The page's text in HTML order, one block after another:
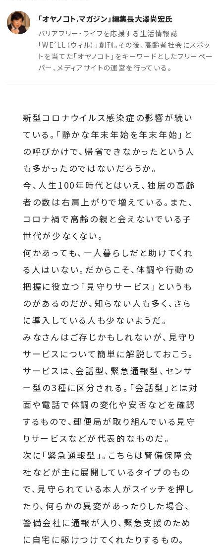
「オヤノコト.マガジン」編集長大澤尚宏氏
バリアフリー・ライフを応援する生活情報誌
「WE’LL（ウィル）」創刊。その後、高齢者社会にスポッ
トを当てた「オヤノコト」をキーワードとしたフリーペー
パー、メディアサイトの運営を行っている。
新型コロナウイルス感染症の影響が続い
ている。「静かな年末年始を年末年始」と
の呼びかけで、帰省できなかったという人
も多かったのではないだろうか。
今、人生100年時代とはいえ、独居の高齢
者の数は右肩上がりで増えている。また、
コロナ禍で高齢の親と会えないでいる子
世代が少なくない。
何かあっても、一人暮らしだと助けてくれ
る人はいない。だからこそ、体調や行動の
把握に役立つ「見守りサービス」というも
のがあるのだが、知らない人も多く、さら
に導入している人も少ないようだ。
みなさんはご存じかもしれないが、見守り
サービスについて簡単に解説しておこう。
サービスは、会話型、緊急通報型、センサ
ー型の3種に区分される。「会話型」とは対
面や電話で体調の変化や安否などを確認
するもので、郵便局が取り組んでいる見守
りサービスなどが代表的なものだ。
次に「緊急通報型」。こちらは警備保障会
社などが主に展開しているタイプのもの
で、見守られている本人がスイッチを押し
たり、何らかの異変があったりした場合、
警備会社に通報が入り、緊急支援のため
に自宅に駆けつけてくれたりするもの。